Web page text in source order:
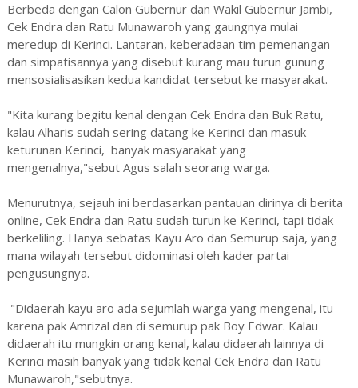
Berbeda dengan Calon Gubernur dan Wakil Gubernur Jambi,
Cek Endra dan Ratu Munawaroh yang gaungnya mulai
meredup di Kerinci. Lantaran, keberadaan tim pemenangan
dan simpatisannya yang disebut kurang mau turun gunung
mensosialisasikan kedua kandidat tersebut ke masyarakat.
"Kita kurang begitu kenal dengan Cek Endra dan Buk Ratu,
kalau Alharis sudah sering datang ke Kerinci dan masuk
keturunan Kerinci, banyak masyarakat yang
mengenalnya,"sebut Agus salah seorang warga.
Menurutnya, sejauh ini berdasarkan pantauan dirinya di berita
online, Cek Endra dan Ratu sudah turun ke Kerinci, tapi tidak
berkeliling. Hanya sebatas Kayu Aro dan Semurup saja, yang
mana wilayah tersebut didominasi oleh kader partai
pengusungnya.
"Didaerah kayu aro ada sejumlah warga yang mengenal, itu
karena pak Amrizal dan di semurup pak Boy Edwar. Kalau
didaerah itu mungkin orang kenal, kalau didaerah lainnya di
Kerinci masih banyak yang tidak kenal Cek Endra dan Ratu
Munawaroh,"sebutnya.